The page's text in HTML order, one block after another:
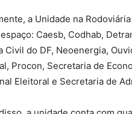
a Unidade na
Caesb, Codhab,
Civil do DF, Neoenergia,
Procon, Secretaria de
Eleitoral e Secretaria de